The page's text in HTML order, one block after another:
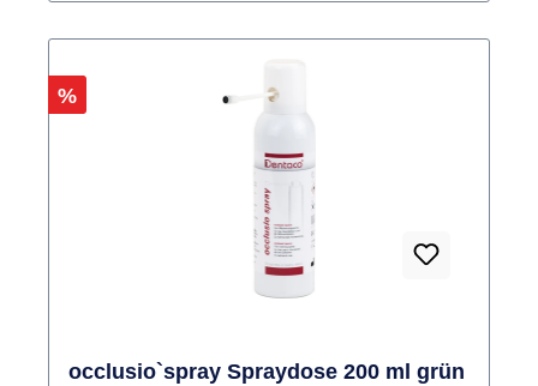
Rabatt
%
occlusio`spray Spraydose 200 ml grün